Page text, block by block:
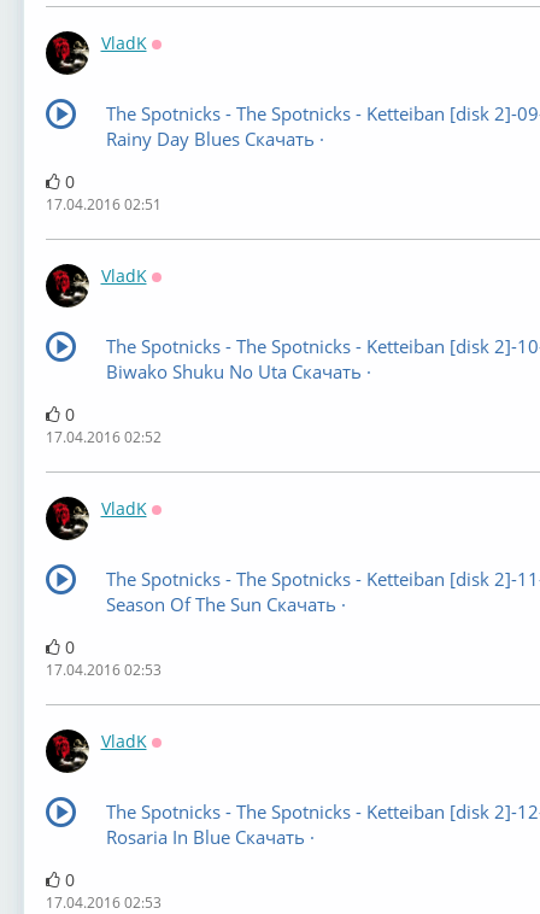
VladK
The Spotnicks - The Spotnicks - Ketteiban [disk 2]-
Rainy Day Blues Скачать ·
0
17.04.2016 02:51
VladK
The Spotnicks - The Spotnicks - Ketteiban [disk 2]-
Biwako Shuku No Uta Скачать ·
0
17.04.2016 02:52
VladK
The Spotnicks - The Spotnicks - Ketteiban [disk 2]-
Season Of The Sun Скачать ·
0
17.04.2016 02:53
VladK
The Spotnicks - The Spotnicks - Ketteiban [disk 2]-
Rosaria In Blue Скачать ·
0
17.04.2016 02:53